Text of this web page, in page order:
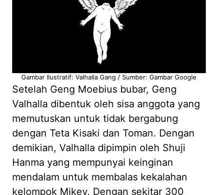
Gambar Ilustratif: Valhalla Gang / Sumber: Gambar Google
Setelah Geng Moebius bubar, Geng
Valhalla dibentuk oleh sisa anggota yang
memutuskan untuk tidak bergabung
dengan Teta Kisaki dan Toman. Dengan
demikian, Valhalla dipimpin oleh Shuji
Hanma yang mempunyai keinginan
mendalam untuk membalas kekalahan
kelompok Mikey. Dengan sekitar 300